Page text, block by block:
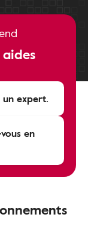
expert.
en